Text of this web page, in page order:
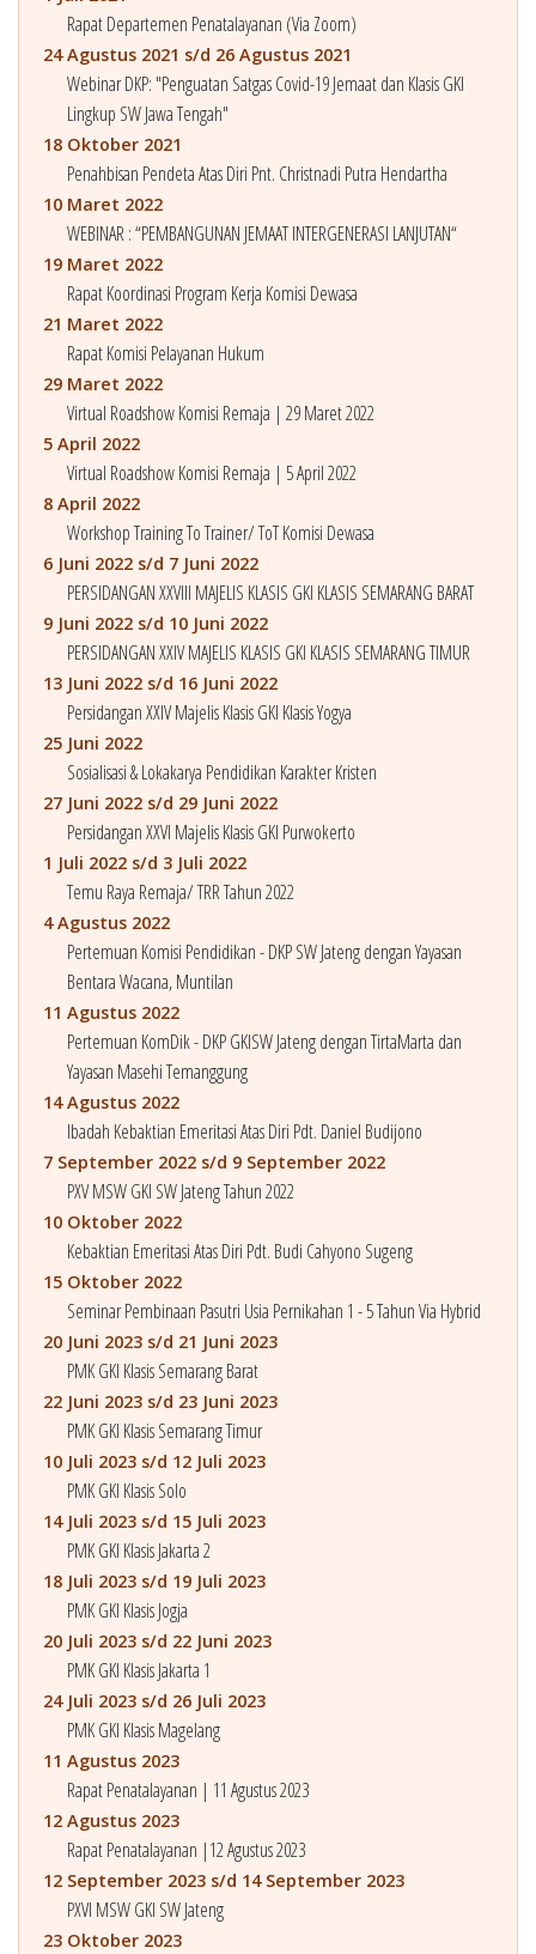
Rapat Departemen Penatalayanan (Via Zoom)
24 Agustus 2021 s/d 26 Agustus 2021
Webinar DKP: "Penguatan Satgas Covid-19 Jemaat dan Klasis GKI
Lingkup SW Jawa Tengah"
18 Oktober 2021
Penahbisan Pendeta Atas Diri Pnt. Christnadi Putra Hendartha
10 Maret 2022
WEBINAR : “PEMBANGUNAN JEMAAT INTERGENERASI LANJUTAN“
19 Maret 2022
Rapat Koordinasi Program Kerja Komisi Dewasa
21 Maret 2022
Rapat Komisi Pelayanan Hukum
29 Maret 2022
Virtual Roadshow Komisi Remaja | 29 Maret 2022
5 April 2022
Virtual Roadshow Komisi Remaja | 5 April 2022
8 April 2022
Workshop Training To Trainer/ ToT Komisi Dewasa
6 Juni 2022 s/d 7 Juni 2022
PERSIDANGAN XXVIII MAJELIS KLASIS GKI KLASIS SEMARANG BARAT
9 Juni 2022 s/d 10 Juni 2022
PERSIDANGAN XXIV MAJELIS KLASIS GKI KLASIS SEMARANG TIMUR
13 Juni 2022 s/d 16 Juni 2022
Persidangan XXIV Majelis Klasis GKI Klasis Yogya
25 Juni 2022
Sosialisasi & Lokakarya Pendidikan Karakter Kristen
27 Juni 2022 s/d 29 Juni 2022
Persidangan XXVI Majelis Klasis GKI Purwokerto
1 Juli 2022 s/d 3 Juli 2022
Temu Raya Remaja/ TRR Tahun 2022
4 Agustus 2022
Pertemuan Komisi Pendidikan - DKP SW Jateng dengan Yayasan
Bentara Wacana, Muntilan
11 Agustus 2022
Pertemuan KomDik - DKP GKISW Jateng dengan TirtaMarta dan
Yayasan Masehi Temanggung
14 Agustus 2022
Ibadah Kebaktian Emeritasi Atas Diri Pdt. Daniel Budijono
7 September 2022 s/d 9 September 2022
PXV MSW GKI SW Jateng Tahun 2022
10 Oktober 2022
Kebaktian Emeritasi Atas Diri Pdt. Budi Cahyono Sugeng
15 Oktober 2022
Seminar Pembinaan Pasutri Usia Pernikahan 1 - 5 Tahun Via Hybrid
20 Juni 2023 s/d 21 Juni 2023
PMK GKI Klasis Semarang Barat
22 Juni 2023 s/d 23 Juni 2023
PMK GKI Klasis Semarang Timur
10 Juli 2023 s/d 12 Juli 2023
PMK GKI Klasis Solo
14 Juli 2023 s/d 15 Juli 2023
PMK GKI Klasis Jakarta 2
18 Juli 2023 s/d 19 Juli 2023
PMK GKI Klasis Jogja
20 Juli 2023 s/d 22 Juni 2023
PMK GKI Klasis Jakarta 1
24 Juli 2023 s/d 26 Juli 2023
PMK GKI Klasis Magelang
11 Agustus 2023
Rapat Penatalayanan | 11 Agustus 2023
12 Agustus 2023
Rapat Penatalayanan |12 Agustus 2023
12 September 2023 s/d 14 September 2023
PXVI MSW GKI SW Jateng
23 Oktober 2023